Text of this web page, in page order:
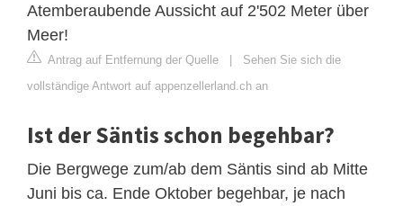
Atemberaubende Aussicht auf 2'502 Meter über
Meer!
Antrag auf Entfernung der Quelle | Sehen Sie sich die
vollständige Antwort auf appenzellerland.ch an
Ist der Säntis schon begehbar?
Die Bergwege zum/ab dem Säntis sind ab Mitte
Juni bis ca. Ende Oktober begehbar, je nach